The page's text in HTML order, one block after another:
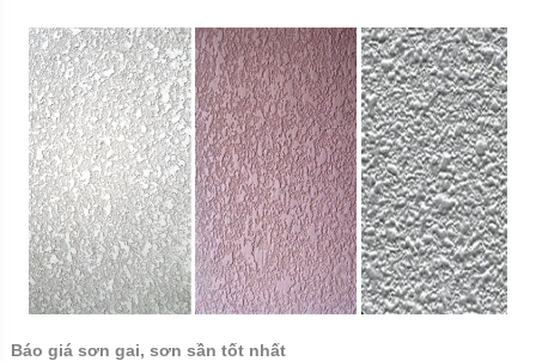
Báo giá sơn gai, sơn sần tốt nhất